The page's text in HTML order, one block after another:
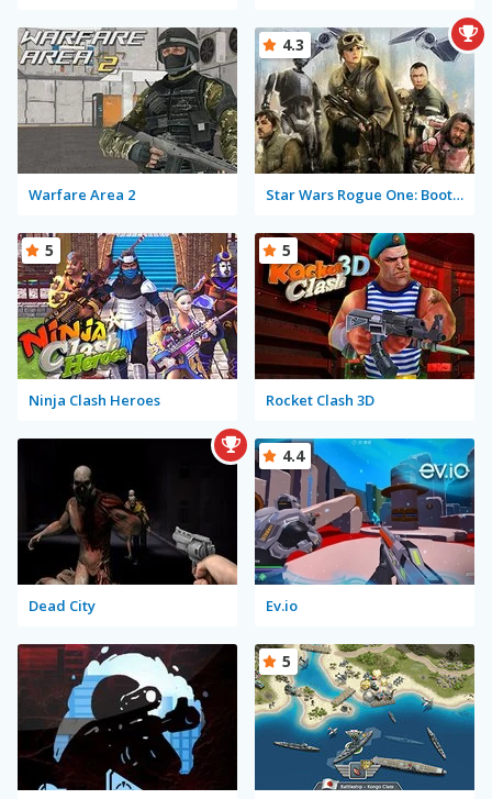
Warfare Area 2 Star Wars Rogue One: Boots on the Ground
4.3
Ninja Clash Heroes
5
Rocket Clash 3D
5
Dead City Ev.io
4.4
5